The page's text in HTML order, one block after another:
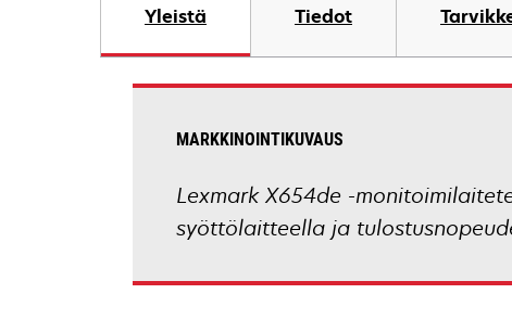
Yleistä Tiedot
MARKKINOINTIKUVAUS
Lexmark X654de -
syöttölaitteella ja